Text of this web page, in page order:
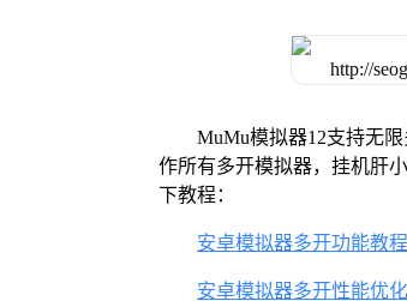
MuMu模拟器12支持无
作所有多开模拟器，挂机肝
下教程：
安卓模拟器多开功能教程
安卓模拟器多开性能优